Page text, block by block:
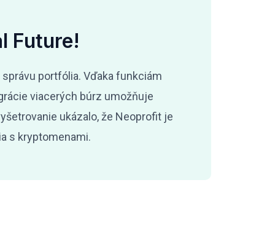
Future!
portfólia. Vďaka funkciám
viacerých búrz umožňuje
ukázalo, že Neoprofit je
s kryptomenami.